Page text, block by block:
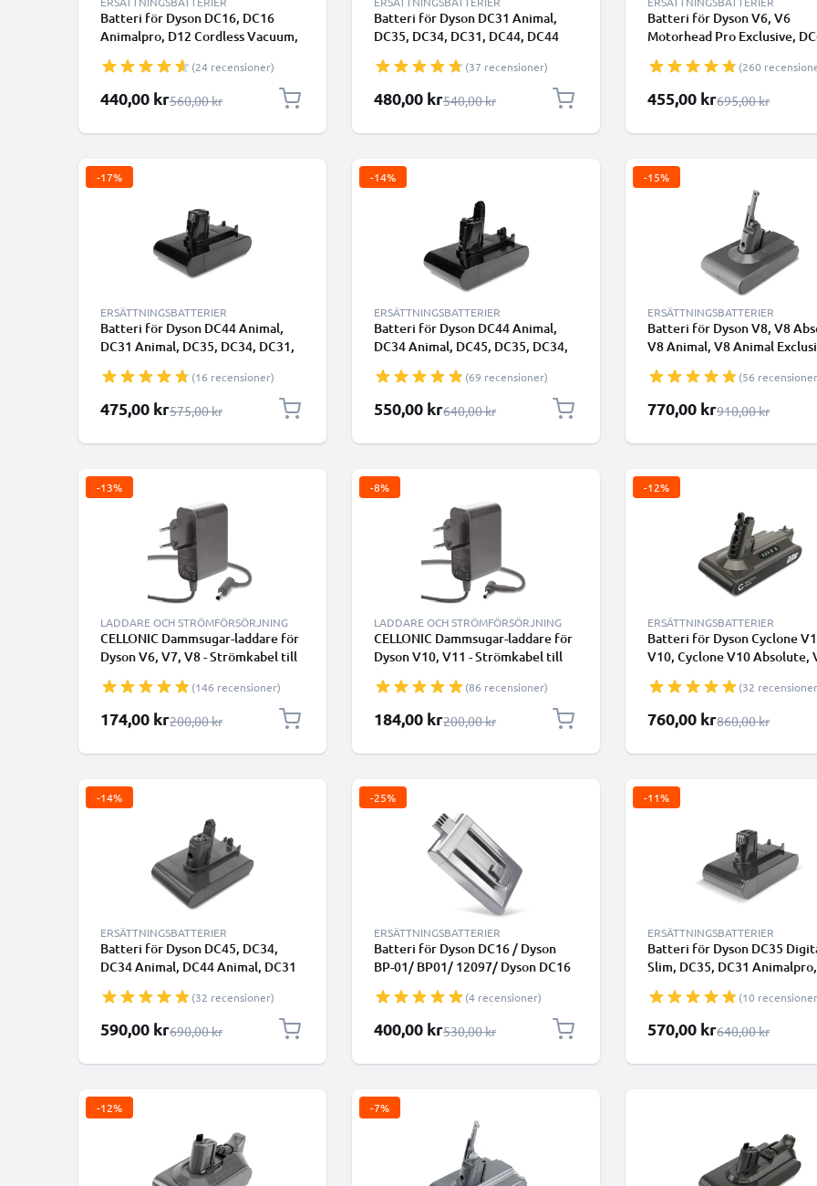
Batteri för Dyson DC16, DC16
Animalpro, D12 Cordless Vacuum,
Issey Miyake, DC16 Handheld
1500mAh från CELLONIC
(24 recensioner)
Specialpris
440,00 krOrdinarie pris
560,00 kr
Batteri för Dyson DC31 Animal,
DC35, DC34, DC31, DC44, DC44
05 1500mAh - Endast lämplig för
typ A - från CELLONIC -
Klickbatteri
(37 recensioner)
Specialpris
480,00 krOrdinarie pris
540,00 kr
Batteri för Dyson V6, V6
Motorhead Pro Exclusive,
967810-21 Type B - Batteri
skruvar 2000mAh från
(260
Specialpris
455,00 krOrdinarie pris
695,00 kr
-17%
ERSÄTTNINGSBATTERIER
Batteri för Dyson DC44 Animal,
DC31 Animal, DC35, DC34, DC31,
2000mAh - Endast lämplig för typ
A - från CELLONIC - Klickbatteri
(16 recensioner)
Specialpris
475,00 krOrdinarie pris
575,00 kr
-14%
ERSÄTTNINGSBATTERIER
Batteri för Dyson DC44 Animal,
DC34 Animal, DC45, DC35, DC34,
05) 2000mAh - typ B - Batteri med
skruvar - från CELLONIC
(69 recensioner)
Specialpris
550,00 krOrdinarie pris
640,00 kr
-15%
ERSÄTTNINGSBATTERIER
Batteri för Dyson V8, V8
V8 Animal, V8 Animal
215681), SV10, SV25
21.6V från CELLONIC
(56
Specialpris
770,00 krOrdinarie pris
910,00 kr
-13%
LADDARE OCH STRÖMFÖRSÖRJNING
CELLONIC Dammsugar-laddare för
Dyson V6, V7, V8 - Strömkabel till
(146 recensioner)
Specialpris
174,00 krOrdinarie pris
200,00 kr
-8%
LADDARE OCH STRÖMFÖRSÖRJNING
CELLONIC Dammsugar-laddare för
Dyson V10, V11 - Strömkabel till
(86 recensioner)
Specialpris
184,00 krOrdinarie pris
200,00 kr
-12%
ERSÄTTNINGSBATTERIER
Batteri för Dyson Cyclone
V10, Cyclone V10 Absolute,
SV27 2500mAh - Endast
för typ B - från CELLONIC -
med skruvar
(32
Specialpris
760,00 krOrdinarie pris
860,00 kr
-14%
ERSÄTTNINGSBATTERIER
Batteri för Dyson DC45, DC34,
DC34 Animal, DC44 Animal, DC31
DC56 2500mAh 22.8v från
CELLONIC - Batteri med skruvar
(32 recensioner)
Specialpris
590,00 krOrdinarie pris
690,00 kr
-25%
ERSÄTTNINGSBATTERIER
Batteri för Dyson DC16 / Dyson
BP-01/ BP01/ 12097/ Dyson DC16
1400mAh från CELLONIC
(4 recensioner)
Specialpris
400,00 krOrdinarie pris
530,00 kr
-11%
ERSÄTTNINGSBATTERIER
Batteri för Dyson DC35
Slim, DC35, DC31 Animalpro,
DC30 1500mAh - Endast
för typ A - från CELLONIC -
Klickbatteri
(10
Specialpris
570,00 krOrdinarie pris
640,00 kr
-12% -7%